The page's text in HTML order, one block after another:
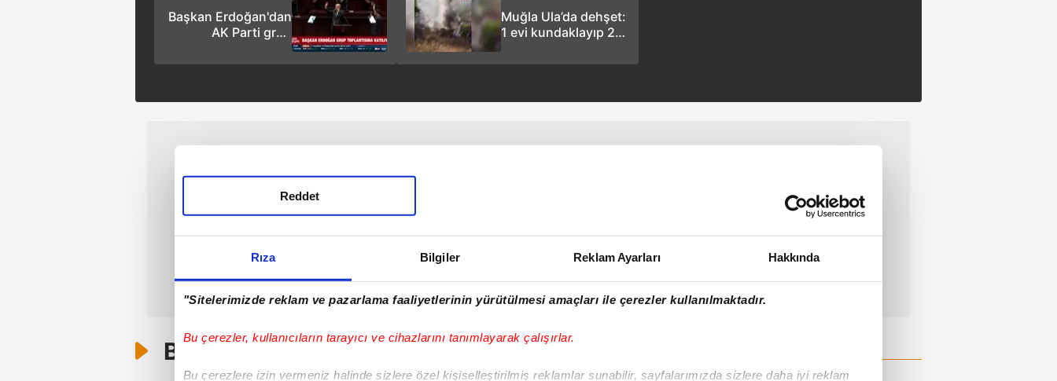
Rıza Bilgiler Reklam Ayarları Hakkında
"Sitelerimizde reklam ve pazarlama faaliyetlerinin yürütülmesi amaçları ile çerezler kullanılmaktadır.
Bu çerezler, kullanıcıların tarayıcı ve cihazlarını tanımlayarak çalışırlar.
Bu çerezlere izin vermeniz halinde sizlere özel kişiselleştirilmiş reklamlar sunabilir, sayfalarımızda sizlere daha iyi reklam
Reddet
Muğla Ula’da dehşet:
1 evi kundaklayıp 2
yaralayan saldırgan
Başkan Erdoğan'dan
AK Parti grup
açıklamalar
Bunlar da Var